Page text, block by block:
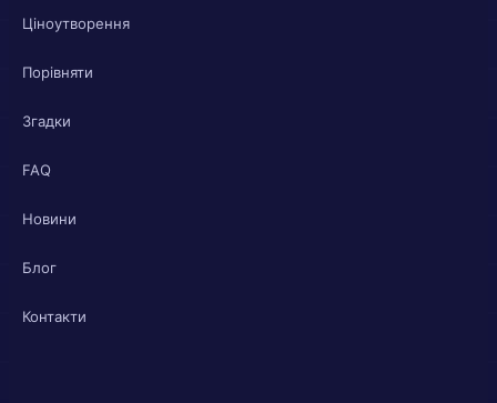
Ціноутворення
Порівняти
Згадки
FAQ
Новини
Блог
Контакти